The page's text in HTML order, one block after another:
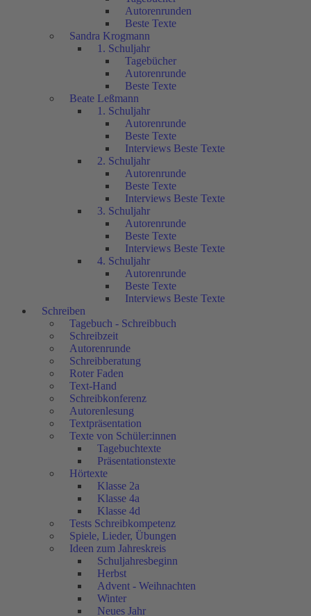
Autorenrunden
Beste Texte
Sandra Krogmann
1. Schuljahr
Tagebücher
Autorenrunde
Beste Texte
Beate Leßmann
1. Schuljahr
Autorenrunde
Beste Texte
Interviews Beste Texte
2. Schuljahr
Autorenrunde
Beste Texte
Interviews Beste Texte
3. Schuljahr
Autorenrunde
Beste Texte
Interviews Beste Texte
4. Schuljahr
Autorenrunde
Beste Texte
Interviews Beste Texte
Schreiben
Tagebuch - Schreibbuch
Schreibzeit
Autorenrunde
Schreibberatung
Roter Faden
Text-Hand
Schreibkonferenz
Autorenlesung
Textpräsentation
Texte von Schüler:innen
Tagebuchtexte
Präsentationstexte
Hörtexte
Klasse 2a
Klasse 4a
Klasse 4d
Tests Schreibkompetenz
Spiele, Lieder, Übungen
Ideen zum Jahreskreis
Schuljahresbeginn
Herbst
Advent - Weihnachten
Winter
Neues Jahr